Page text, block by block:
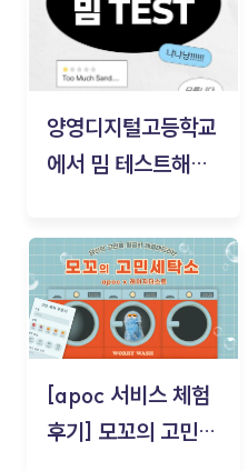
양영디지털고등학교
에서 밈 테스트해보
[apoc 서비스 체험
후기] 모꼬의 고민세